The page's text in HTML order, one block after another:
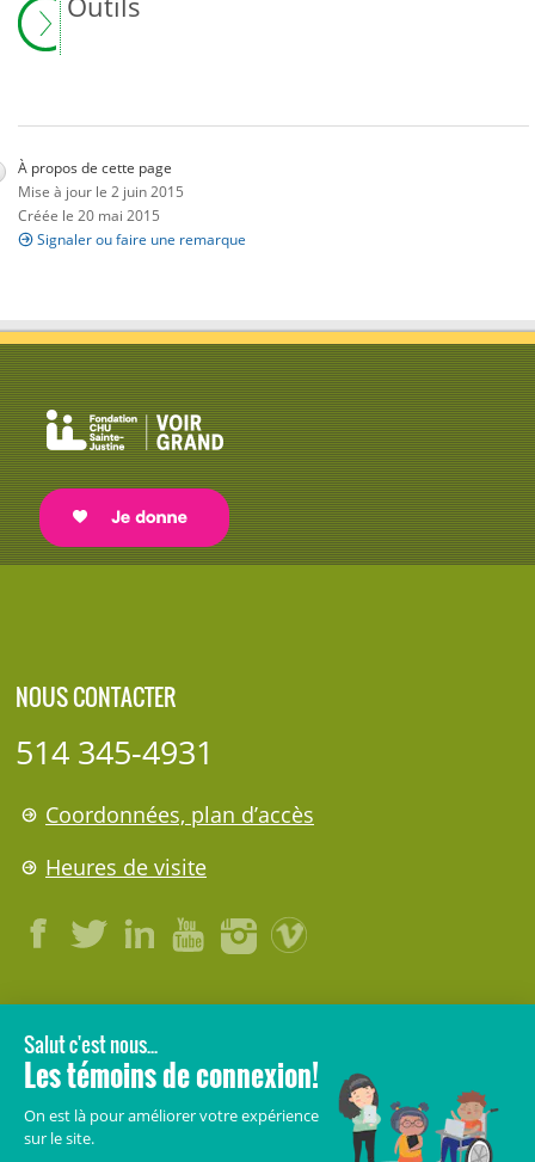
À propos de cette page
Mise à jour le 2 juin 2015
Créée le 20 mai 2015
Signaler ou faire une remarque
NOUS CONTACTER
514 345-4931
Coordonnées, plan d’accès
Heures de visite
LÉGAL
© 2006-2026CHU Sainte-Justine.
Avis légaux
Crédits